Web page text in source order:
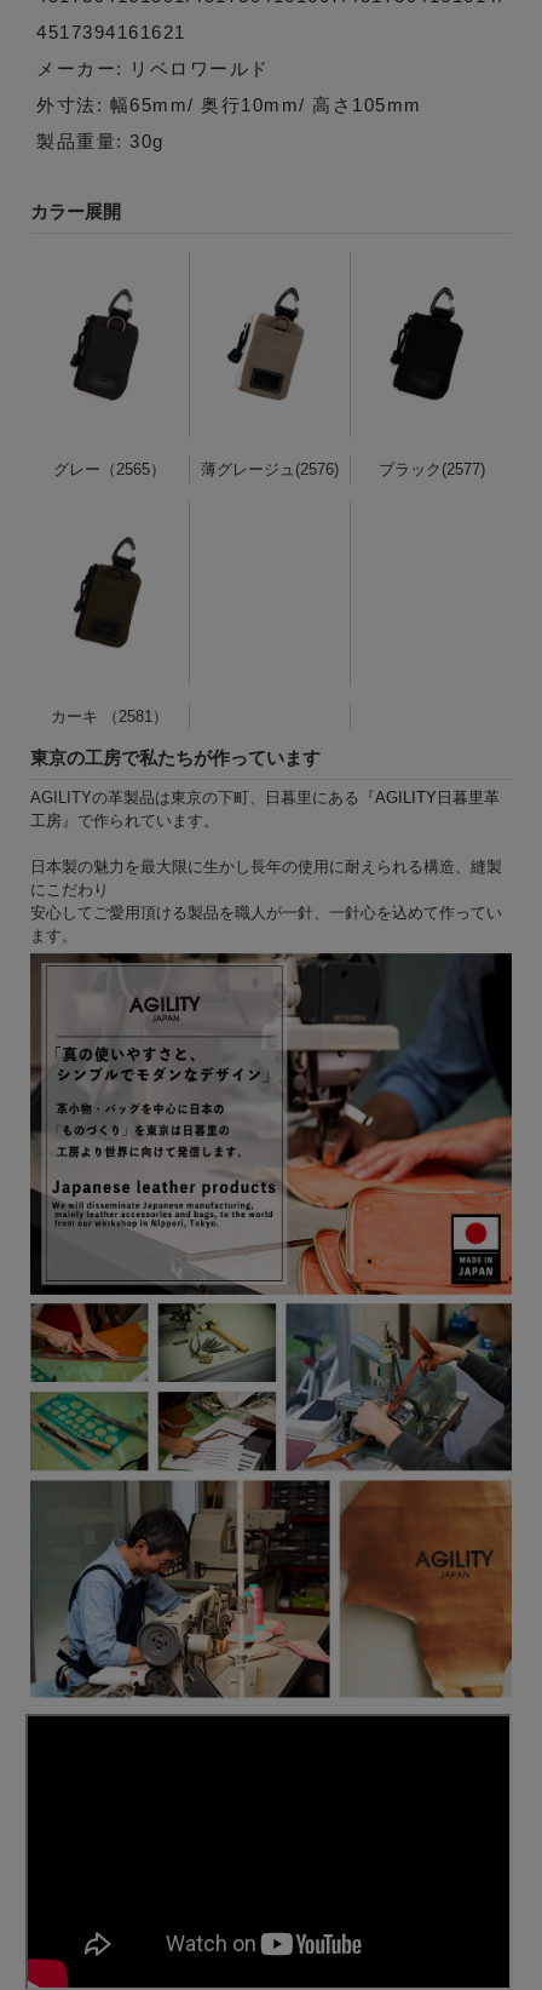
4517394161621
メーカー: リベロワールド
外寸法: 幅65mm/ 奥行10mm/ 高さ105mm
製品重量: 30g
カラー展開
グレー（2565） 薄グレージュ(2576) ブラック(2577)
カーキ （2581）
東京の工房で私たちが作っています
AGILITYの革製品は東京の下町、日暮里にある『AGILITY日暮里革
工房 』で作られています。
日本製の魅力を最大限に生かし長年の使用に耐えられる構造、縫製
にこだわり
安心してご愛用頂ける製品を職人が一針、一針心を込めて作ってい
ます。